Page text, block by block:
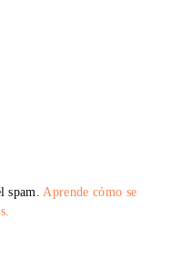
spam. Aprende cómo se